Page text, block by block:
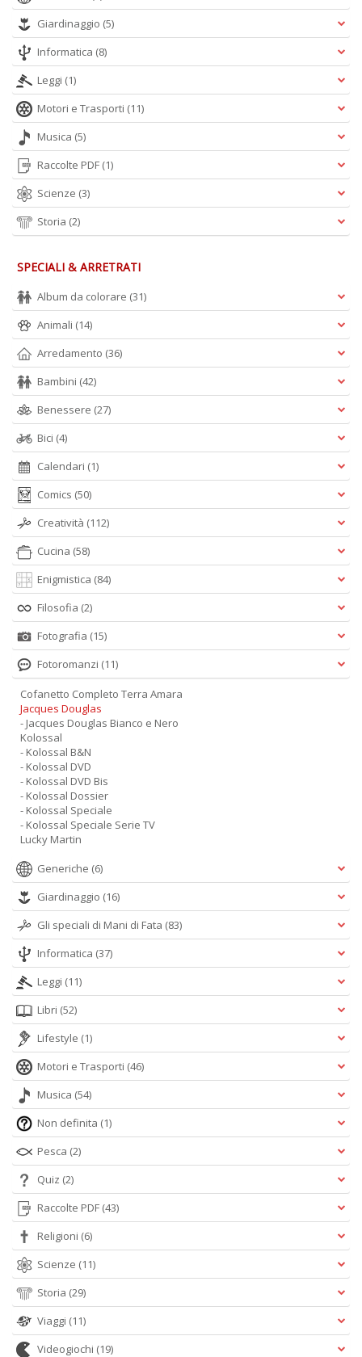
Giardinaggio (5)
Informatica (8)
Leggi (1)
Motori e Trasporti (11)
Musica (5)
Raccolte PDF (1)
Scienze (3)
Storia (2)
SPECIALI & ARRETRATI
Album da colorare (31)
Animali (14)
Arredamento (36)
Bambini (42)
Benessere (27)
Bici (4)
Calendari (1)
Comics (50)
Creatività (112)
Cucina (58)
Enigmistica (84)
Filosofia (2)
Fotografia (15)
Fotoromanzi (11)
Cofanetto Completo Terra Amara
Jacques Douglas
- Jacques Douglas Bianco e Nero
Kolossal
- Kolossal B&N
- Kolossal DVD
- Kolossal DVD Bis
- Kolossal Dossier
- Kolossal Speciale
- Kolossal Speciale Serie TV
Lucky Martin
Generiche (6)
Giardinaggio (16)
Gli speciali di Mani di Fata (83)
Informatica (37)
Leggi (11)
Libri (52)
Lifestyle (1)
Motori e Trasporti (46)
Musica (54)
Non definita (1)
Pesca (2)
Quiz (2)
Raccolte PDF (43)
Religioni (6)
Scienze (11)
Storia (29)
Viaggi (11)
Videogiochi (19)